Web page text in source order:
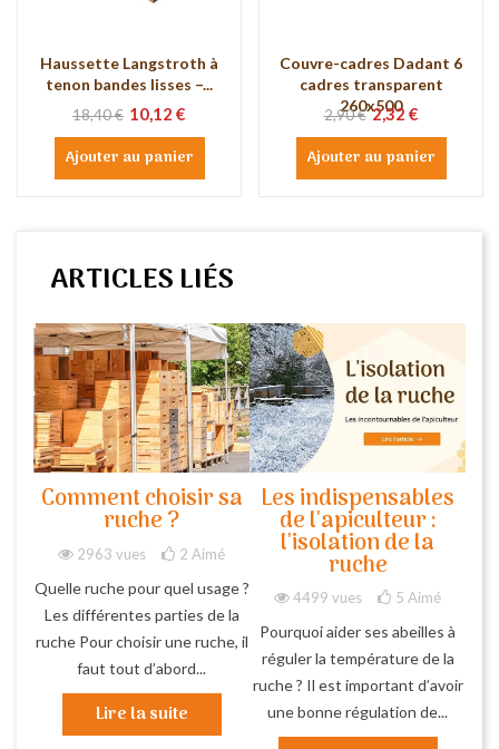
Haussette Langstroth à
tenon bandes lisses –...
18,40 € 10,12 €
Ajouter au panier
Couvre-cadres Dadant 6
cadres transparent
260x500
2,90 €2,32 €
Ajouter au panier
ARTICLES LIÉS
Comment choisir sa
ruche ?
2963 vues 2 Aimé
Quelle ruche pour quel usage ?
Les différentes parties de la
ruche Pour choisir une ruche, il
faut tout d’abord...
Lire la suite
Les indispensables
de l'apiculteur :
l'isolation de la
ruche
4499 vues 5 Aimé
Pourquoi aider ses abeilles à
réguler la température de la
ruche ? Il est important d’avoir
une bonne régulation de...